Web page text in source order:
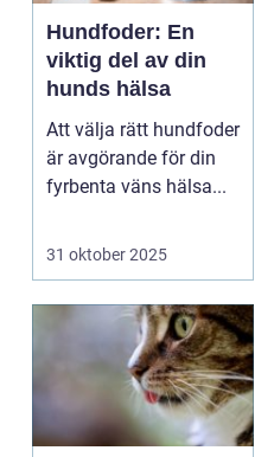
Hundfoder: En
viktig del av din
hunds hälsa
Att välja rätt hundfoder
är avgörande för din
fyrbenta väns hälsa...
31 oktober 2025